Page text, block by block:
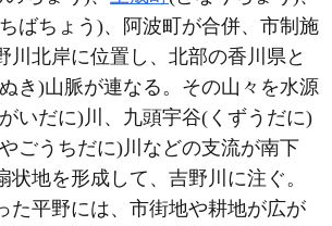
ばちょう)、阿波町が合併、市制施
川北岸に位置し、北部の香川県と
き)山脈が連なる。その山々を水源
いだに)川、九頭宇谷(くずうだに)
ごうちだに)川などの支流が南下
状地を形成して、吉野川に注ぐ。
た平野には、市街地や耕地が広が